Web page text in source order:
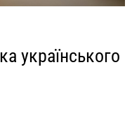
українського